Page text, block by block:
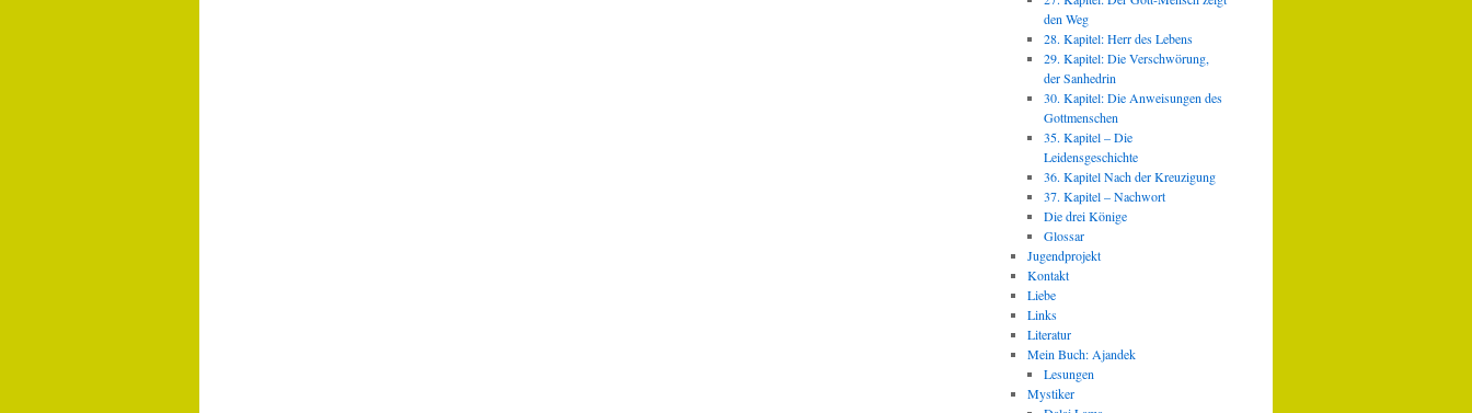
den Weg
28. Kapitel: Herr des Lebens
29. Kapitel: Die Verschwörung,
der Sanhedrin
30. Kapitel: Die Anweisungen des
Gottmenschen
35. Kapitel – Die
Leidensgeschichte
36. Kapitel Nach der Kreuzigung
37. Kapitel – Nachwort
Die drei Könige
Glossar
Jugendprojekt
Kontakt
Liebe
Links
Literatur
Mein Buch: Ajandek
Lesungen
Mystiker